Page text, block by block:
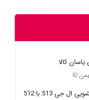
یاسان کالا
ال جی 513 با 512